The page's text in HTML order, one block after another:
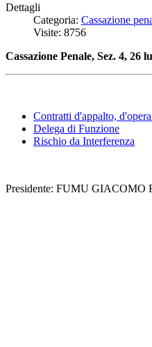
Dettagli
Categoria: Cassazione
Visite: 8756
Cassazione Penale, Sez. 4,
Contratti d'appalto,
Delega di Funzione
Rischio da Interferenza
Presidente: FUMU GIACOMO